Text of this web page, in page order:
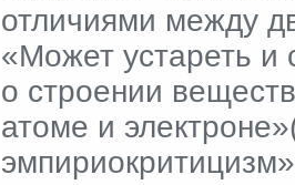
отличиями между
«Может устареть и
о строении
атоме и